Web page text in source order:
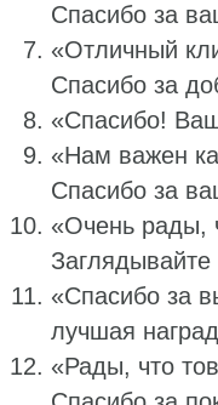
Спасибо за
«Отличный
Спасибо за
«Спасибо!
«Нам важен
Спасибо за
«Очень рады,
«Спасибо за
лучшая
«Рады, что